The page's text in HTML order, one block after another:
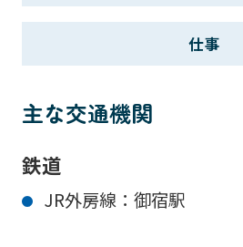
仕事
主な交通機関
鉄道
JR外房線：御宿駅